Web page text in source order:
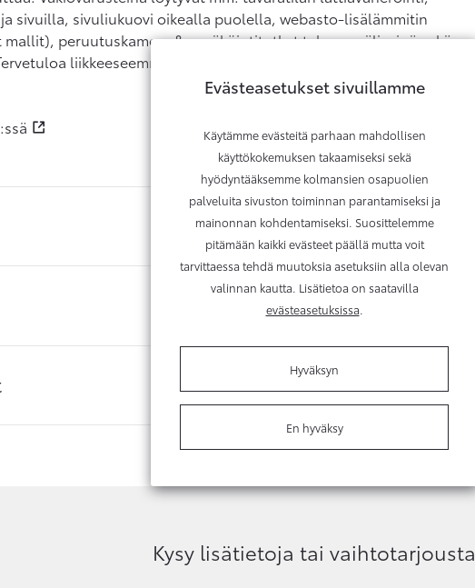
sivuilla, sivuliukuovi oikealla puolella, webasto-lisälämmitin
peruutuskamera & pysäköintitutkat takana, väliseinä sekä
liikkeeseemme tutustumaan ja koeajamaan uusi iso Proace
Kysy lisätietoja tai vaihtotarjousta
Evästeasetukset sivuillamme
Käytämme evästeitä parhaan mahdollisen
käyttökokemuksen takaamiseksi sekä
hyödyntääksemme kolmansien osapuolien
palveluita sivuston toiminnan parantamiseksi ja
mainonnan kohdentamiseksi. Suosittelemme
pitämään kaikki evästeet päällä mutta voit
tarvittaessa tehdä muutoksia asetuksiin alla olevan
valinnan kautta. Lisätietoa on saatavilla
evästeasetuksissa.
Hyväksyn
En hyväksy